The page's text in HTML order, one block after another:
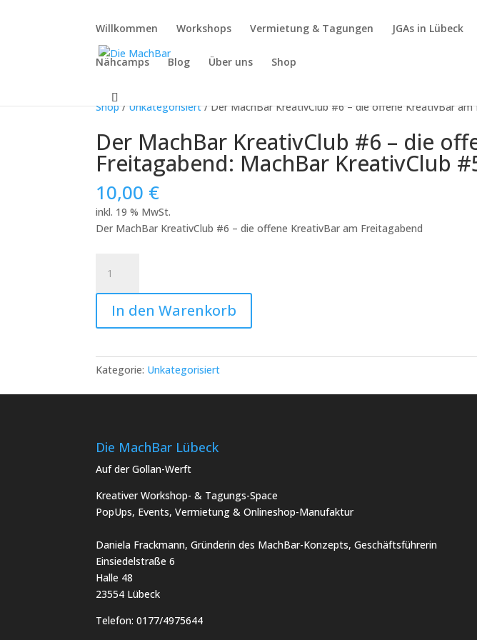
Willkommen Workshops Vermietung & Tagungen JGAs in Lübeck
Nähcamps Blog Über uns Shop
Shop/Unkategorisiert/ Der MachBar KreativClub #6 – die offene KreativBar
Der MachBar KreativClub #6 – die
Freitagabend: MachBar KreativClub
10,00 €
inkl. 19 % MwSt.
Der MachBar KreativClub #6 – die offene KreativBar am Freitagabend
MachBar
KreativClub
–
offene
KreativBar
am
KreativClub
Menge
In den Warenkorb
Kategorie: Unkategorisiert
Die MachBar Lübeck
Auf der Gollan-Werft
Kreativer Workshop- & Tagungs-Space
PopUps, Events, Vermietung & Onlineshop-Manufaktur
Daniela Frackmann, Gründerin des MachBar-Konzepts, Geschäftsführerin
Einsiedelstraße 6
Halle 48
23554 Lübeck
Telefon:0177/4975644